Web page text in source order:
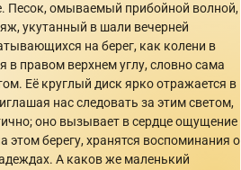
Песок, омываемый прибойной волной,
укутанный в шали вечерней
на берег, как колени в
правом верхнем углу, словно сама
Её круглый диск ярко отражается в
нас следовать за этим светом,
оно вызывает в сердце ощущение
этом берегу, хранятся воспоминания о
А каков же маленький